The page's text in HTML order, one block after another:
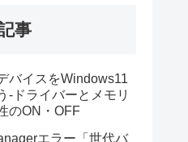
事
バイスをWindows11
-ドライバーとメモリ
のON・OFF
エラー「世代バ